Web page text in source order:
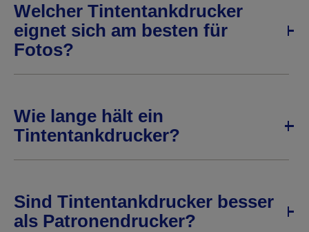
Welcher Tintentankdrucker
eignet sich am besten für
Fotos?
Wie lange hält ein
Tintentankdrucker?
Sind Tintentankdrucker besser
als Patronendrucker?